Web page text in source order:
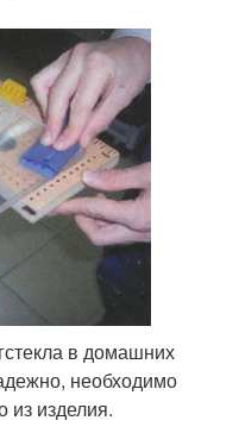
в домашних
необходимо
из изделия.